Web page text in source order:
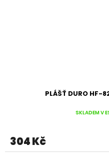
PLÁŠŤ DURO HF-
SKLADEM V
304 Kč